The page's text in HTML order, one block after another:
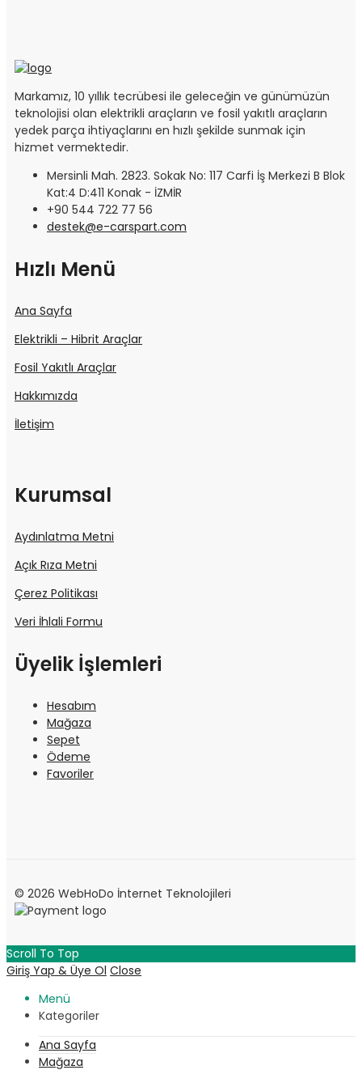
Markamız, 10 yıllık tecrübesi ile geleceğin ve günümüzün
teknolojisi olan elektrikli araçların ve fosil yakıtlı araçların
yedek parça ihtiyaçlarını en hızlı şekilde sunmak için
hizmet vermektedir.
Mersinli Mah. 2823. Sokak No: 117 Carfi İş Merkezi B Blok
Kat:4 D:411 Konak - İZMİR
+90 544 722 77 56
destek@e-carspart.com
Hızlı Menü
Ana Sayfa
Elektrikli – Hibrit Araçlar
Fosil Yakıtlı Araçlar
Hakkımızda
İletişim
Kurumsal
Aydınlatma Metni
Açık Rıza Metni
Çerez Politikası
Veri İhlali Formu
Üyelik İşlemleri
Hesabım
Mağaza
Sepet
Ödeme
Favoriler
© 2026 WebHoDo İnternet Teknolojileri
Scroll To Top
Giriş Yap & Üye Ol Close
Menü
Kategoriler
Ana Sayfa
Mağaza